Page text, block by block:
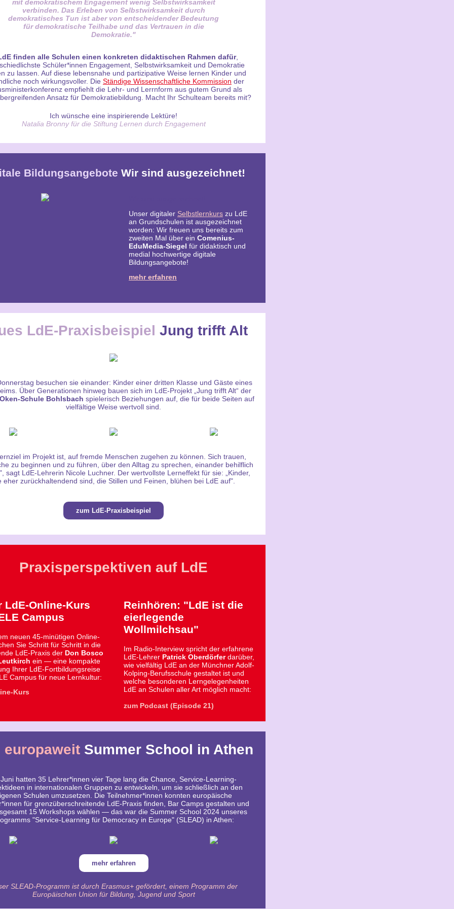
mit demokratischem Engagement wenig Selbstwirksamkeit
verbinden. Das Erleben von Selbstwirksamkeit durch
demokratisches Tun ist aber von entscheidender Bedeutung
für demokratische Teilhabe und das Vertrauen in die
Demokratie."
finden alle Schulen einen konkreten didaktischen Rahmen dafür,
Schüler*innen Engagement, Selbstwirksamkeit und Demokratie
zu lassen. Auf diese lebensnahe und partizipative Weise lernen Kinder und
noch wirkungsvoller. Die Ständige Wissenschaftliche Kommission der
empfiehlt die Lehr- und Lerrnform aus gutem Grund als
Ansatz für Demokratiebildung. Macht Ihr Schulteam bereits mit?
Ich wünsche eine inspirierende Lektüre!
Natalia Bronny für die Stiftung Lernen durch Engagement
Bildungsangebote Wir sind ausgezeichnet!
Unser digitaler Selbstlernkurs zu LdE
an Grundschulen ist ausgezeichnet
worden: Wir freuen uns bereits zum
zweiten Mal über ein Comenius-
EduMedia-Siegel für didaktisch und
medial hochwertige digitale
Bildungsangebote!
mehr erfahren
LdE-Praxisbeispiel Jung trifft Alt
besuchen sie einander: Kinder einer dritten Klasse und Gäste eines
Über Generationen hinweg bauen sich im LdE-Projekt „Jung trifft Alt“ der
Schule Bohlsbach spielerisch Beziehungen auf, die für beide Seiten auf
vielfältige Weise wertvoll sind.
im Projekt ist, auf fremde Menschen zugehen zu können. Sich trauen,
zu beginnen und zu führen, über den Alltag zu sprechen, einander behilflich
sagt LdE-Lehrerin Nicole Luchner. Der wertvollste Lerneffekt für sie: „Kinder,
eher zurückhaltendend sind, die Stillen und Feinen, blühen bei LdE auf".
zum LdE-Praxisbeispiel
Praxisperspektiven auf LdE
LdE-Online-Kurs
Campus
neuen 45-minütigen Online-
Sie Schritt für Schritt in die
LdE-Praxis der Don Bosco
ein — eine kompakte
Ihrer LdE-Fortbildungsreise
Campus für neue Lernkultur:
Kurs
Reinhören: "LdE ist die
eierlegende
Wollmilchsau"
Im Radio-Interview spricht der erfahrene
LdE-Lehrer Patrick Oberdörferdarüber,
wie vielfältig LdE an der Münchner Adolf-
Kolping-Berufsschule gestaltet ist und
welche besonderen Lerngelegenheiten
LdE an Schulen aller Art möglich macht:
zum Podcast (Episode 21)
europaweit Summer School in Athen
hatten 35 Lehrer*innen vier Tage lang die Chance, Service-Learning-
in internationalen Gruppen zu entwickeln, um sie schließlich an den
Schulen umzusetzen. Die Teilnehmer*innen konnten europäische
für grenzüberschreitende LdE-Praxis finden, Bar Camps gestalten und
15 Workshops wählen — das war die Summer School 2024 unseres
"Service-Learning für Democracy in Europe" (SLEAD) in Athen:
mehr erfahren
SLEAD-Programm ist durch Erasmus+ gefördert, einem Programm der
Europäischen Union für Bildung, Jugend und Sport